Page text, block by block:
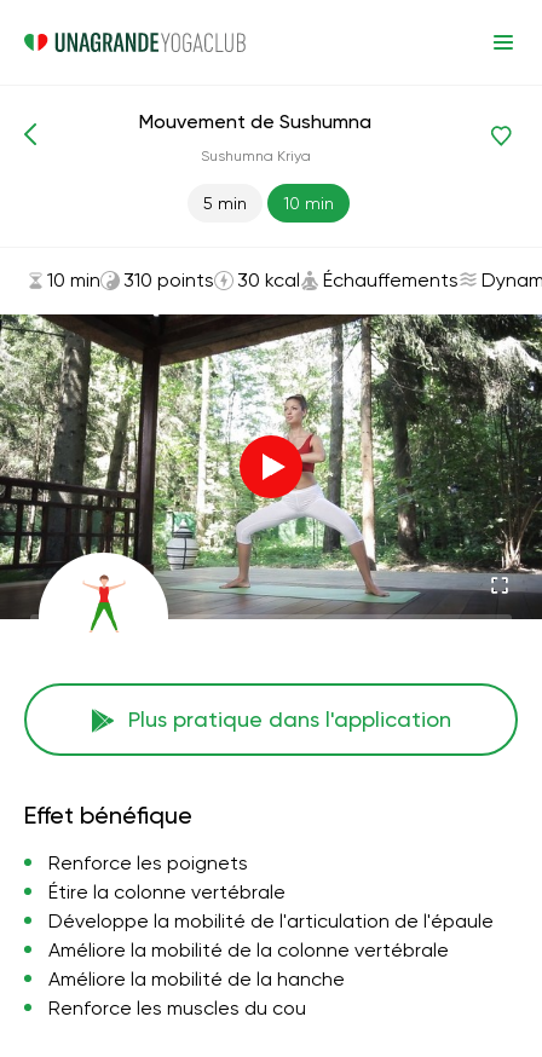
Asanas et exercices Échauffements
Mouvement de Sushumna
Sushumna Kriya
5 min 10 min
10 min 310 points 30 kcal Échauffements
Plus pratique dans l'application
Effet bénéfique
Renforce les poignets
Étire la colonne vertébrale
Développe la mobilité de l'articulation de l'épaule
Améliore la mobilité de la colonne vertébrale
Améliore la mobilité de la hanche
Renforce les muscles du cou